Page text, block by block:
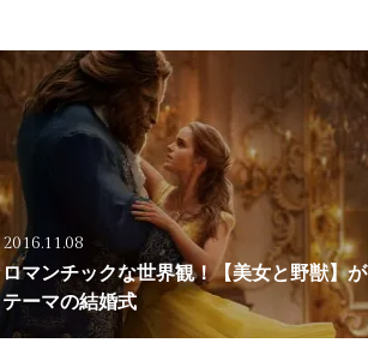
2016.11.08
ロマンチックな世界観！【美女と野獣】が
テーマの結婚式